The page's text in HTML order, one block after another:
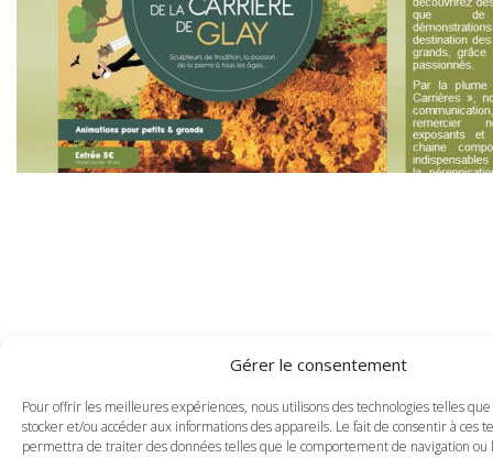
Gérer le consentement
Pour offrir les meilleures expériences, nous utilisons des technologies telles
stocker et/ou accéder aux informations des appareils. Le fait de consentir à ces
permettra de traiter des données telles que le comportement de navigation ou